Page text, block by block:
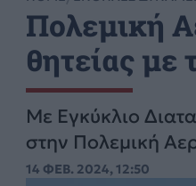
Πολεμική
θητείας με
Με Εγκύκλιο
στην Πολεμική
14 ΦΕΒ. 2024, 12:50